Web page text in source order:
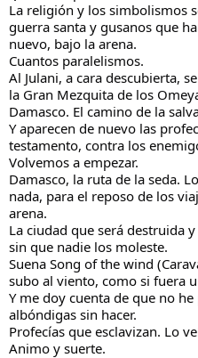
La religión y los simbolismos
guerra santa y gusanos que
nuevo, bajo la arena.
Cuantos paralelismos.
Al Julani, a cara descubierta,
la Gran Mezquita de los
Damasco. El camino de la
Y aparecen de nuevo las
testamento, contra los
Volvemos a empezar.
Damasco, la ruta de la seda.
nada, para el reposo de los
arena.
La ciudad que será destruida
sin que nadie los moleste.
Suena Song of the wind
subo al viento, como si fuera
Y me doy cuenta de que no
albóndigas sin hacer.
Profecías que esclavizan. Lo
Animo y suerte.